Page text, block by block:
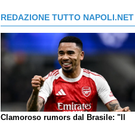
REDAZIONE TUTTO NAPOLI.NET
Clamoroso rumors dal Brasile: "Il